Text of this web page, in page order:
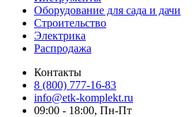
Оборудование для сада и дачи
Строительство
Электрика
Распродажа
Контакты
8 (800) 777-16-83
info@etk-komplekt.ru
09:00 - 18:00, Пн-Пт